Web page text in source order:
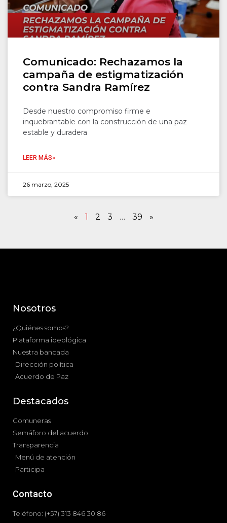
Comunicado: Rechazamos la
campaña de estigmatización
contra Sandra Ramírez
Desde nuestro compromiso firme e
inquebrantable con la construcción de una paz
estable y duradera
LEER MÁS»
26 marzo, 2025
« 1 2 3 … 39 »
Nosotros
¿Quiénes somos?
Plataforma ideológica
Nuestra bancada
Dirección política
Acuerdo de Paz
Destacados
Comuneras
Semáforo del acuerdo
Transparencia
Menú de atención
Participa
Contacto
Teléfono: (+57) 313 846 30 86